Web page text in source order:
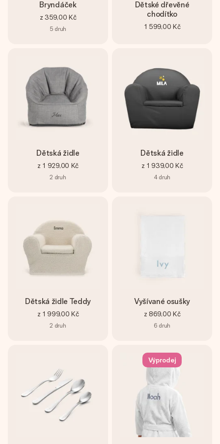
Bryndáček
z 359,00 Kč
5 druh
Dětské dřevěné
chodítko
1 599,00 Kč
Dětská židle
z 1 929,00 Kč
2 druh
Dětská židle
z 1 939,00 Kč
4 druh
Dětská židle Teddy
z 1 999,00 Kč
2 druh
Vyšívané osušky
z 869,00 Kč
6 druh
Výprodej